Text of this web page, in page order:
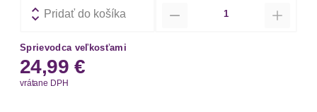
Pridať do košíka
Sprievodca veľkosťami
24,99 €
vrátane DPH